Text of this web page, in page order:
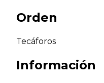
Orden
Tecáforos
Información